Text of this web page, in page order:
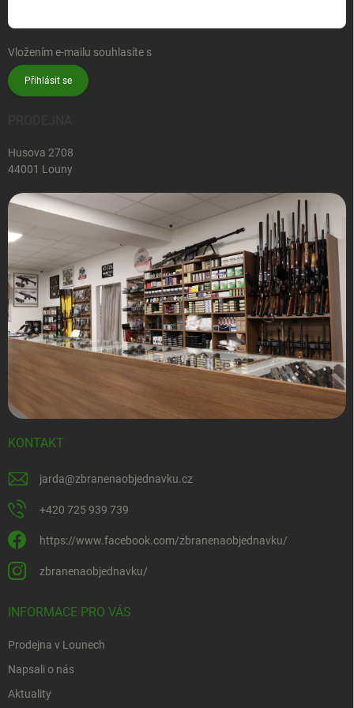
Vložením e-mailu souhlasíte s
Přihlásit se
Husova 2708
44001 Louny
KONTAKT
jarda@zbranenaobjednavku.cz
+420 725 939 739
https://www.facebook.com/zbranenaobjednavku/
zbranenaobjednavku/
INFORMACE PRO VÁS
Prodejna v Lounech
Napsali o nás
Aktuality